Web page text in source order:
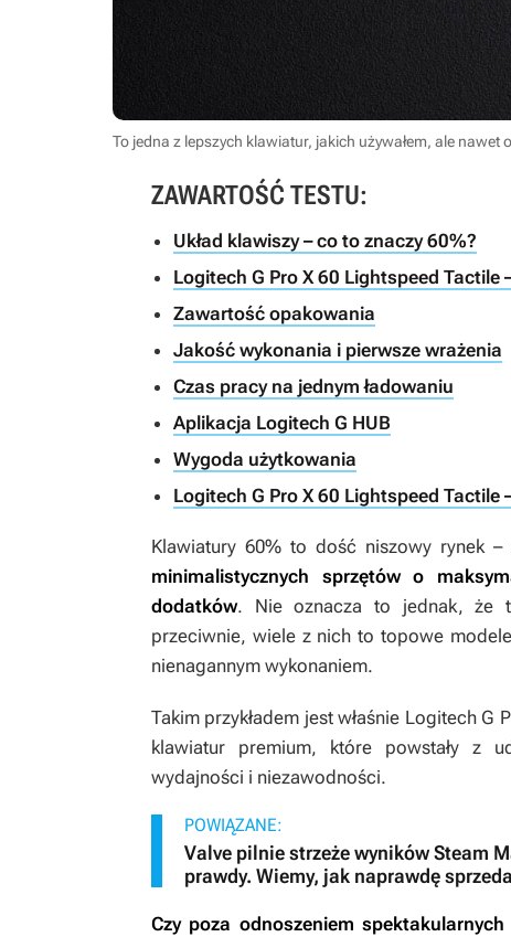
To jedna z lepszych klawiatur, jakich używałem, ale nawet
ZAWARTOŚĆ TESTU:
Układ klawiszy – co to znaczy 60%?
Logitech G Pro X 60 Lightspeed Tactile
Zawartość opakowania
Jakość wykonania i pierwsze wrażenia
Czas pracy na jednym ładowaniu
Aplikacja Logitech G HUB
Wygoda użytkowania
Logitech G Pro X 60 Lightspeed Tactile
Klawiatury 60% to dość niszowy rynek –
minimalistycznych sprzętów o
dodatków. Nie oznacza to jednak, że
przeciwnie, wiele z nich to topowe
nienagannym wykonaniem.
Takim przykładem jest właśnie Logitech
klawiatur premium, które powstały z
wydajności i niezawodności.
POWIĄZANE:
Valve pilnie strzeże wyników Steam
prawdy. Wiemy, jak naprawdę
Czy poza odnoszeniem